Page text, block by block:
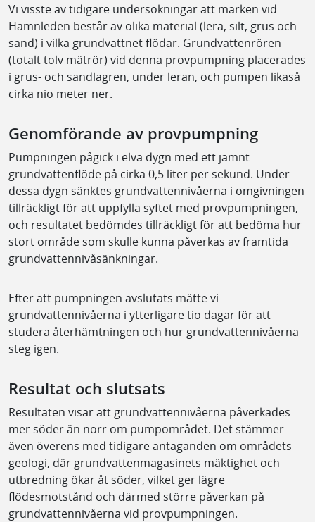
Vi visste av tidigare undersökningar att marken vid
Hamnleden består av olika material (lera, silt, grus och
sand) i vilka grundvattnet flödar. Grundvattenrören
(totalt tolv mätrör) vid denna provpumpning placerades
i grus- och sandlagren, under leran, och pumpen likaså
cirka nio meter ner.
Genomförande av provpumpning
Pumpningen pågick i elva dygn med ett jämnt
grundvattenflöde på cirka 0,5 liter per sekund. Under
dessa dygn sänktes grundvattennivåerna i omgivningen
tillräckligt för att uppfylla syftet med provpumpningen,
och resultatet bedömdes tillräckligt för att bedöma hur
stort område som skulle kunna påverkas av framtida
grundvattennivåsänkningar.
Efter att pumpningen avslutats mätte vi
grundvattennivåerna i ytterligare tio dagar för att
studera återhämtningen och hur grundvattennivåerna
steg igen.
Resultat och slutsats
Resultaten visar att grundvattennivåerna påverkades
mer söder än norr om pumpområdet. Det stämmer
även överens med tidigare antaganden om områdets
geologi, där grundvattenmagasinets mäktighet och
utbredning ökar åt söder, vilket ger lägre
flödesmotstånd och därmed större påverkan på
grundvattennivåerna vid provpumpningen.